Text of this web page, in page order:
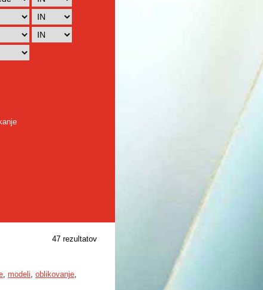
47 rezultatov
, modeli, oblikovanje,